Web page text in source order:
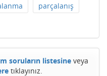
parçalanış
soruların listesine veya
tıklayınız.